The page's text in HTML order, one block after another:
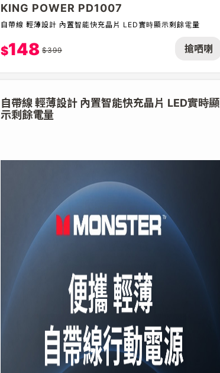
搶哂喇
KING POWER PD1007
自帶線 輕薄設計 內置智能快充晶片 LED實時顯示剩餘電量
$148 $399
自帶線 輕薄設計 內置智能快充晶片 LED實時顯
示剩餘電量